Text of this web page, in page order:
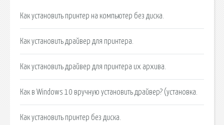
Как установить принтер на компьютер без диска.
Как установить драйвер для принтера.
Как установить драйвер для принтера их архива.
Как в Windows 10 вручную установить драйвер? (установка.
Как установить принтер без диска.